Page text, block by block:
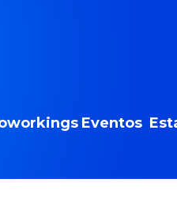
Eventos